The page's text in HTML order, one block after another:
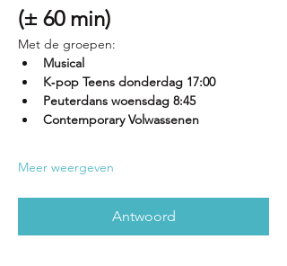
(± 60 min)
Met de groepen:
Musical
K‑pop Teens donderdag 17:00
Peuterdans woensdag 8:45
Contemporary Volwassenen
Meer weergeven
Antwoord